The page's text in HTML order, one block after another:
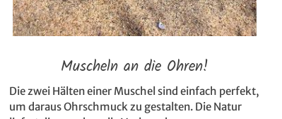
Muscheln an die Ohren!
Die zwei Hälten einer Muschel sind einfach perfekt,
um daraus Ohrschmuck zu gestalten. Die Natur